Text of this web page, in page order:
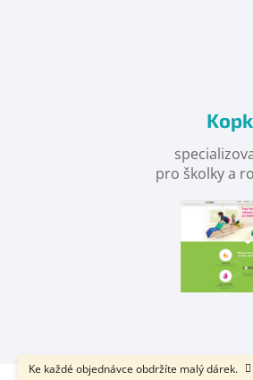
Ke každé objednávce obdržíte malý dárek.
pro školky a